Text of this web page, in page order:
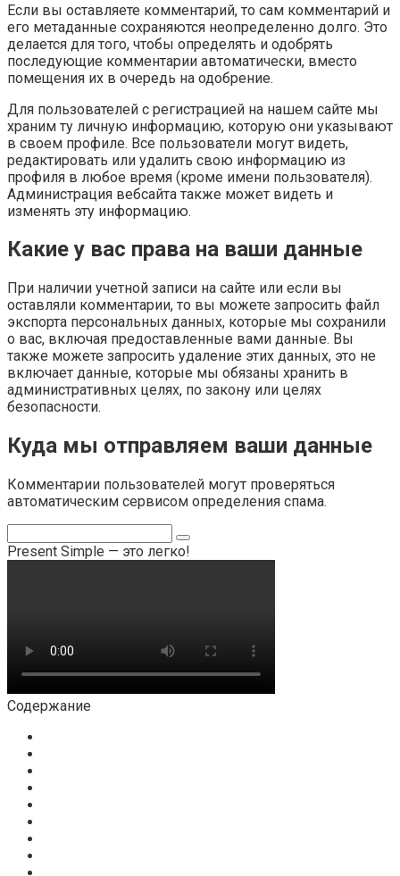
Если вы оставляете комментарий, то сам комментарий и
его метаданные сохраняются неопределенно долго. Это
делается для того, чтобы определять и одобрять
последующие комментарии автоматически, вместо
помещения их в очередь на одобрение.
Для пользователей с регистрацией на нашем сайте мы
храним ту личную информацию, которую они указывают
в своем профиле. Все пользователи могут видеть,
редактировать или удалить свою информацию из
профиля в любое время (кроме имени пользователя).
Администрация вебсайта также может видеть и
изменять эту информацию.
Какие у вас права на ваши данные
При наличии учетной записи на сайте или если вы
оставляли комментарии, то вы можете запросить файл
экспорта персональных данных, которые мы сохранили
о вас, включая предоставленные вами данные. Вы
также можете запросить удаление этих данных, это не
включает данные, которые мы обязаны хранить в
административных целях, по закону или целях
безопасности.
Куда мы отправляем ваши данные
Комментарии пользователей могут проверяться
автоматическим сервисом определения спама.
Present Simple — это легко!
Содержание